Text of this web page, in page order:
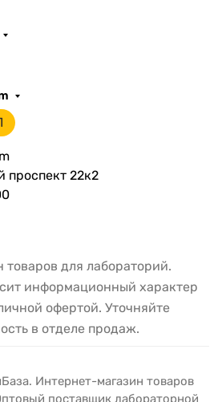
проспект 22к2
для лабораторий.
информационный характер
офертой. Уточняйте
в отделе продаж.
Интернет-магазин товаров
поставщик лабораторной